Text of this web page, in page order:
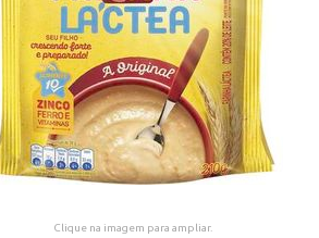
Clique na imagem para ampliar.